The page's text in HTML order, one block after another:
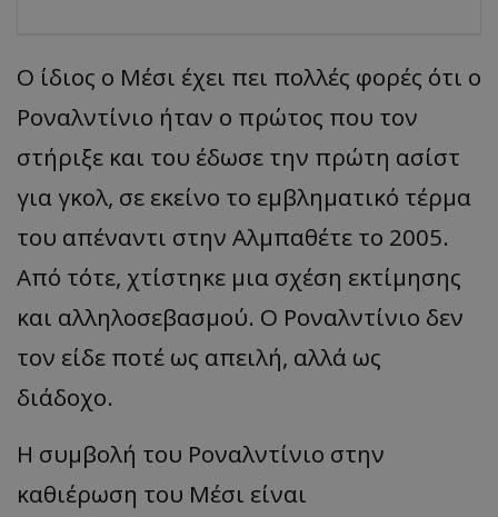
Ο ίδιος ο Μέσι έχει πει πολλές φορές ότι ο
Ροναλντίνιο ήταν ο πρώτος που τον
στήριξε και του έδωσε την πρώτη ασίστ
για γκολ, σε εκείνο το εμβληματικό τέρμα
του απέναντι στην Αλμπαθέτε το 2005.
Από τότε, χτίστηκε μια σχέση εκτίμησης
και αλληλοσεβασμού. Ο Ροναλντίνιο δεν
τον είδε ποτέ ως απειλή, αλλά ως
διάδοχο.
Η συμβολή του Ροναλντίνιο στην
καθιέρωση του Μέσι είναι